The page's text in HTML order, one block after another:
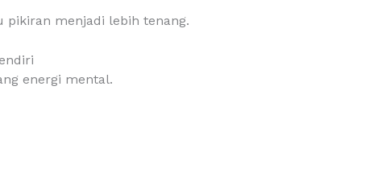
pikiran menjadi lebih tenang.
energi mental.